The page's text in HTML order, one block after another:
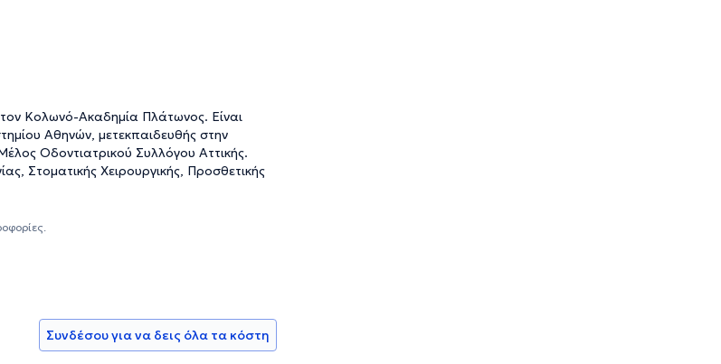
Κολωνό-Ακαδημία Πλάτωνος. Είναι
στην
Οδοντιατρικού Συλλόγου Αττικής.
Στοματικής Χειρουργικής, Προσθετικής
Συνδέσου για να δεις όλα τα κόστη